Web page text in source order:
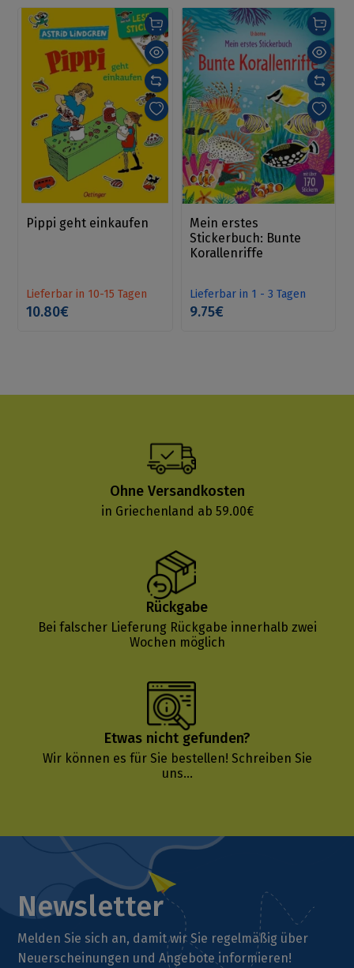
Pippi geht einkaufen
Lieferbar in 10-15 Tagen
10.80€
Mein erstes
Stickerbuch: Bunte
Korallenriffe
Lieferbar in 1 - 3 Tagen
9.75€
Ohne Versandkosten
in Griechenland ab 59.00€
Rückgabe
Bei falscher Lieferung Rückgabe innerhalb zwei
Wochen möglich
Etwas nicht gefunden?
Wir können es für Sie bestellen! Schreiben Sie
uns...
Newsletter
Melden Sie sich an, damit wir Sie regelmäßig über
Neuerscheinungen und Angebote informieren!